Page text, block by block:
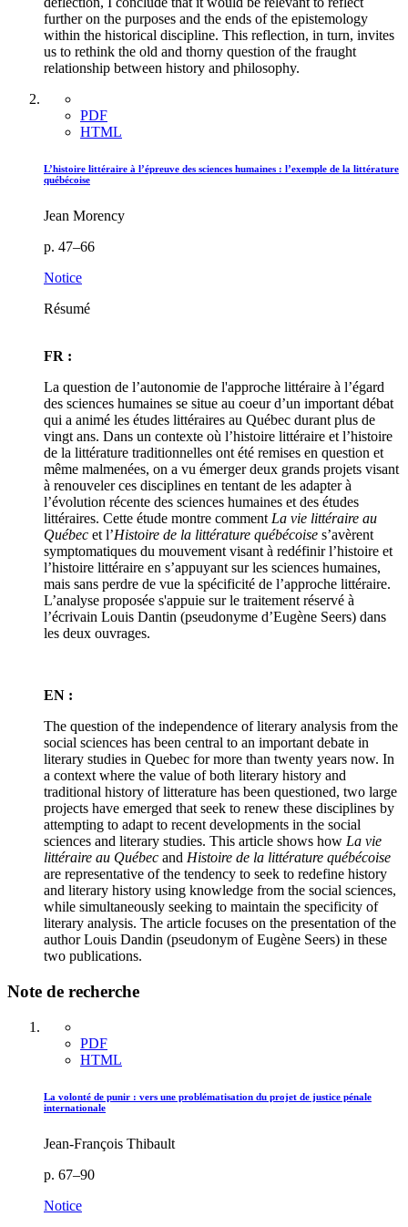
further on the purposes and the ends of the epistemology
within the historical discipline. This reflection, in turn, invites
us to rethink the old and thorny question of the fraught
relationship between history and philosophy.
PDF
HTML
L’histoire littéraire à l’épreuve des sciences humaines : l’exemple de la littérature
québécoise
Jean Morency
p. 47–66
Notice
Résumé
FR :
La question de l’autonomie de l'approche littéraire à l’égard
des sciences humaines se situe au coeur d’un important débat
qui a animé les études littéraires au Québec durant plus de
vingt ans. Dans un contexte où l’histoire littéraire et l’histoire
de la littérature traditionnelles ont été remises en question et
même malmenées, on a vu émerger deux grands projets visant
à renouveler ces disciplines en tentant de les adapter à
l’évolution récente des sciences humaines et des études
littéraires. Cette étude montre comment La vie littéraire au
Québec et l’Histoire de la littérature québécoise s’avèrent
symptomatiques du mouvement visant à redéfinir l’histoire et
l’histoire littéraire en s’appuyant sur les sciences humaines,
mais sans perdre de vue la spécificité de l’approche littéraire.
L’analyse proposée s'appuie sur le traitement réservé à
l’écrivain Louis Dantin (pseudonyme d’Eugène Seers) dans
les deux ouvrages.
EN :
The question of the independence of literary analysis from the
social sciences has been central to an important debate in
literary studies in Quebec for more than twenty years now. In
a context where the value of both literary history and
traditional history of litterature has been questioned, two large
projects have emerged that seek to renew these disciplines by
attempting to adapt to recent developments in the social
sciences and literary studies. This article shows how La vie
littéraire au Québec and Histoire de la littérature québécoise
are representative of the tendency to seek to redefine history
and literary history using knowledge from the social sciences,
while simultaneously seeking to maintain the specificity of
literary analysis. The article focuses on the presentation of the
author Louis Dandin (pseudonym of Eugène Seers) in these
two publications.
Note de recherche
PDF
HTML
La volonté de punir : vers une problématisation du projet de justice pénale
internationale
Jean-François Thibault
p. 67–90
Notice